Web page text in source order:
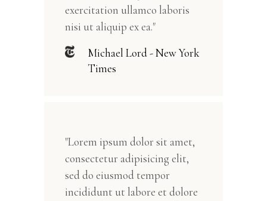
exercitation ullamco laboris
nisi ut aliquip ex ea."
Michael Lord - New York
Times
"Lorem ipsum dolor sit amet,
consectetur adipisicing elit,
sed do eiusmod tempor
incididunt ut labore et dolore